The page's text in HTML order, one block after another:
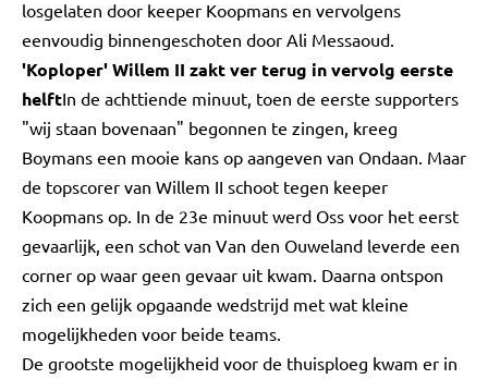
losgelaten door keeper Koopmans en vervolgens
eenvoudig binnengeschoten door Ali Messaoud.
'Koploper' Willem II zakt ver terug in vervolg eerste
helftIn de achttiende minuut, toen de eerste supporters
"wij staan bovenaan" begonnen te zingen, kreeg
Boymans een mooie kans op aangeven van Ondaan. Maar
de topscorer van Willem II schoot tegen keeper
Koopmans op. In de 23e minuut werd Oss voor het eerst
gevaarlijk, een schot van Van den Ouweland leverde een
corner op waar geen gevaar uit kwam. Daarna ontspon
zich een gelijk opgaande wedstrijd met wat kleine
mogelijkheden voor beide teams.
De grootste mogelijkheid voor de thuisploeg kwam er in